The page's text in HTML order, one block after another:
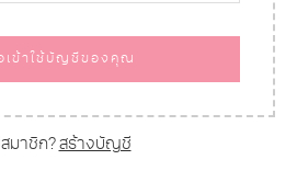
เข้าใช้บัญชีของคุณ
สมาชิก? สร้างบัญชี